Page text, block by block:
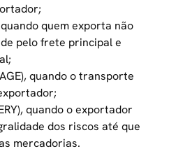
quando quem exporta não
pelo frete principal e
quando o transporte
quando o exportador
dos riscos até que
mercadorias.